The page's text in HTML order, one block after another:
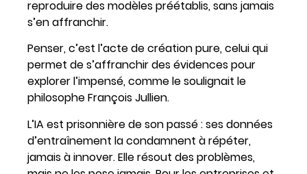
reproduire des modèles préétablis, sans jamais
s’en affranchir.
Penser, c’est l’acte de création pure, celui qui
permet de s’affranchir des évidences pour
explorer l’impensé, comme le soulignait le
philosophe François Jullien.
L’IA est prisonnière de son passé : ses données
d’entraînement la condamnent à répéter,
jamais à innover. Elle résout des problèmes,